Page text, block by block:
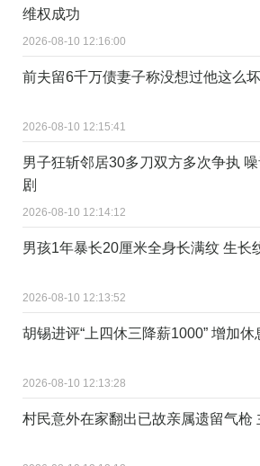
维权成功
2026-08-10 12:16:00
前夫留6千万债妻子称没想过他这么
2026-08-10 12:15:41
男子狂斩邻居30多刀双方多次争执
剧
2026-08-10 12:14:12
男孩1年暴长20厘米全身长满纹 生长
2026-08-10 12:13:52
胡锡进评“上四休三降薪1000” 增加
2026-08-10 12:13:28
村民意外在家翻出已故亲属遗留气枪